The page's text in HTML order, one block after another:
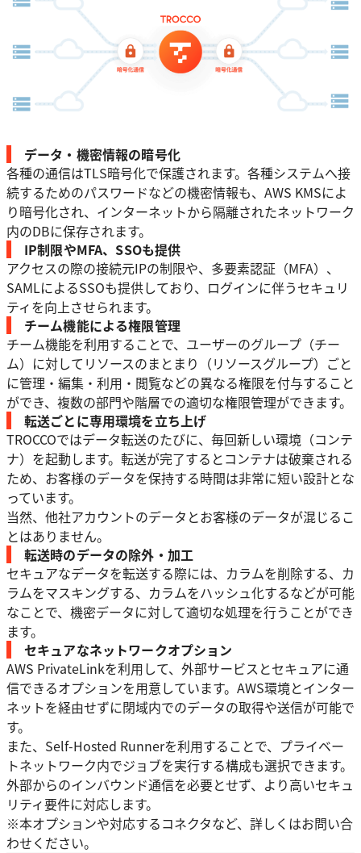
データ・機密情報の暗号化
各種の通信はTLS暗号化で保護されます。各種システムへ接
続するためのパスワードなどの機密情報も、AWS KMSによ
り暗号化され、インターネットから隔離されたネットワーク
内のDBに保存されます。
IP制限やMFA、SSOも提供
アクセスの際の接続元IPの制限や、多要素認証（MFA）、
SAMLによるSSOも提供しており、ログインに伴うセキュリ
ティを向上させられます。
チーム機能による権限管理
チーム機能を利用することで、ユーザーのグループ（チー
ム）に対してリソースのまとまり（リソースグループ）ごと
に管理・編集・利用・閲覧などの異なる権限を付与すること
ができ、複数の部門や階層での適切な権限管理ができます。
転送ごとに専用環境を立ち上げ
TROCCOではデータ転送のたびに、毎回新しい環境（コンテ
ナ）を起動します。転送が完了するとコンテナは破棄される
ため、お客様のデータを保持する時間は非常に短い設計とな
っています。
当然、他社アカウントのデータとお客様のデータが混じるこ
とはありません。
転送時のデータの除外・加工
セキュアなデータを転送する際には、カラムを削除する、カ
ラムをマスキングする、カラムをハッシュ化するなどが可能
なことで、機密データに対して適切な処理を行うことができ
ます。
セキュアなネットワークオプション
AWS PrivateLinkを利用して、外部サービスとセキュアに通
信できるオプションを用意しています。AWS環境とインター
ネットを経由せずに閉域内でのデータの取得や送信が可能で
す。
また、Self-Hosted Runnerを利用することで、プライベー
トネットワーク内でジョブを実行する構成も選択できます。
外部からのインバウンド通信を必要とせず、より高いセキュ
リティ要件に対応します。
※本オプションや対応するコネクタなど、詳しくはお問い合
わせください。